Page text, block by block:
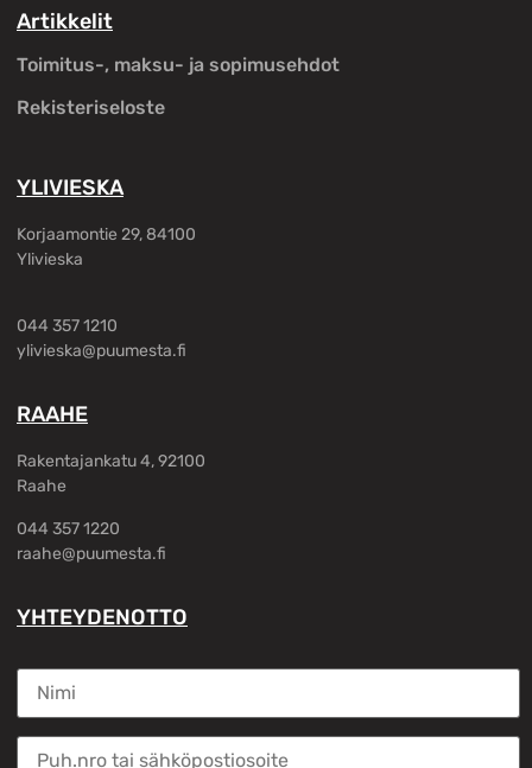
Artikkelit
Toimitus-, maksu- ja sopimusehdot
Rekisteriseloste
YLIVIESKA
Korjaamontie 29, 84100
Ylivieska
044 357 1210
ylivieska@puumesta.fi
RAAHE
Rakentajankatu 4, 92100
Raahe
044 357 1220
raahe@puumesta.fi
YHTEYDENOTTO